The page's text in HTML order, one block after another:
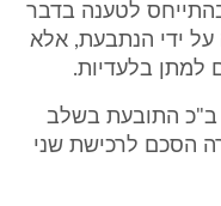
לטענה בדבר
ידי הנתבעת, אלא
בלעדיות.
ב"כ התובעת בשלב
הסכם לרכישת שני